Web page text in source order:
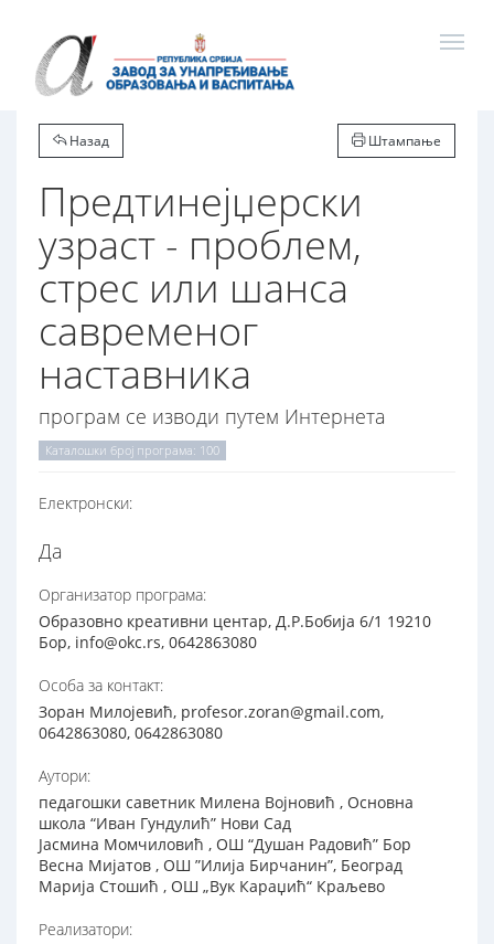
Назад Штампање
Предтинејџерски
узраст - проблем,
стрес или шанса
савременог
наставника
програм се изводи путем Интернета
Каталошки број програма: 100
Електронски:
Да
Организатор програма:
Образовно креативни центар, Д.Р.Бобија 6/1 19210
Бор, info@okc.rs, 0642863080
Особа за контакт:
Зоран Милојевић, profesor.zoran@gmail.com,
0642863080, 0642863080
Аутори:
педагошки саветник Милена Војновић , Основна
школа “Иван Гундулић” Нови Сад
Јасмина Момчиловић , ОШ “Душан Радовић” Бор
Весна Мијатов , ОШ ”Илија Бирчанин”, Београд
Марија Стошић , ОШ „Вук Караџић“ Краљево
Реализатори: